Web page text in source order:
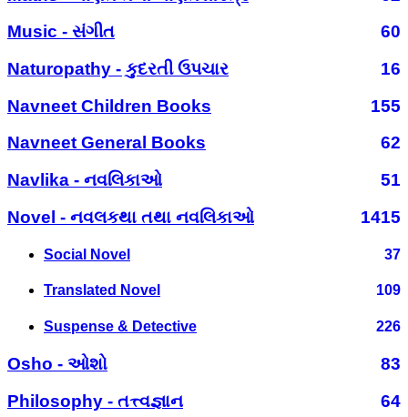
Music - સંગીત
60
Naturopathy - કુદરતી ઉપચાર
16
Navneet Children Books
155
Navneet General Books
62
Navlika - નવલિકાઓ
51
Novel - નવલકથા તથા નવલિકાઓ
1415
Social Novel 37
Translated Novel 109
Suspense & Detective 226
Osho - ઓશો
83
Philosophy - તત્ત્વજ્ઞાન
64